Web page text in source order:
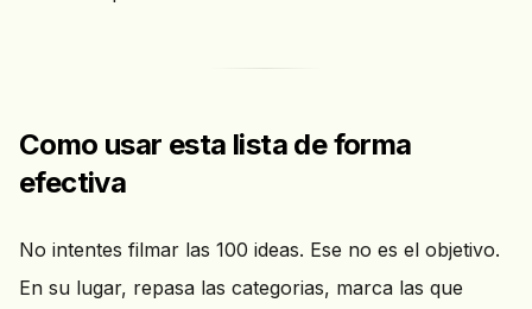
Como usar esta lista de forma
efectiva
No intentes filmar las 100 ideas. Ese no es el objetivo.
En su lugar, repasa las categorias, marca las que